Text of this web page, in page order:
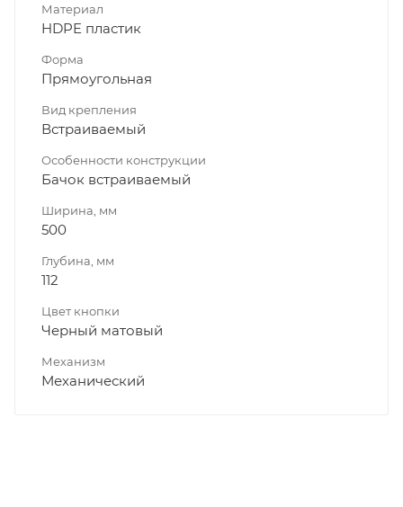
Материал
HDPE пластик
Форма
Прямоугольная
Вид крепления
Встраиваемый
Особенности конструкции
Бачок встраиваемый
Ширина, мм
500
Глубина, мм
112
Цвет кнопки
Черный матовый
Механизм
Механический